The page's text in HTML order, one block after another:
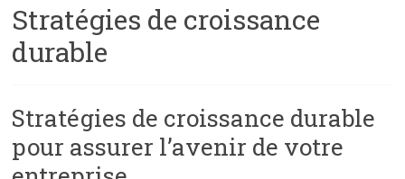
Stratégies de croissance
durable
Stratégies de croissance durable
pour assurer l’avenir de votre